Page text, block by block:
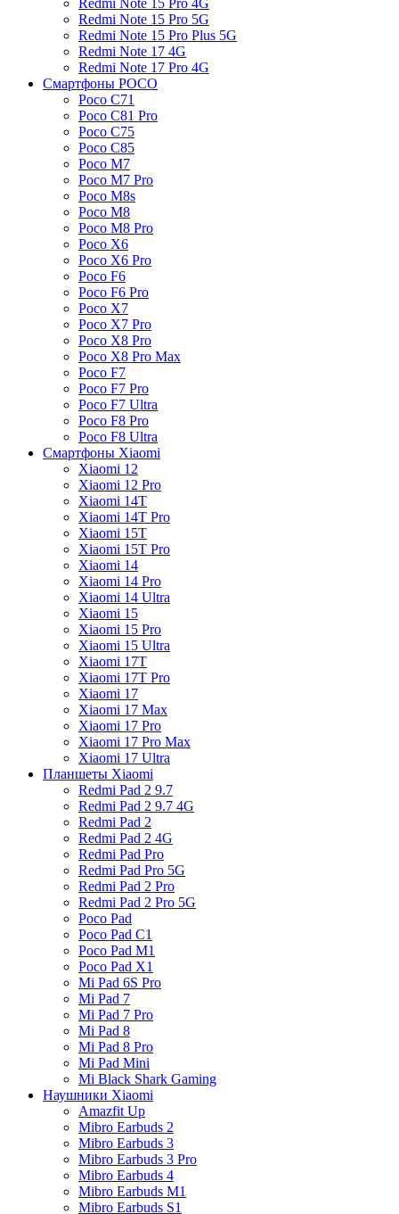
Redmi Note 15 Pro 5G
Redmi Note 15 Pro Plus 5G
Redmi Note 17 4G
Redmi Note 17 Pro 4G
Смартфоны POCO
Poco C71
Poco C81 Pro
Poco C75
Poco C85
Poco M7
Poco M7 Pro
Poco M8s
Poco M8
Poco M8 Pro
Poco X6
Poco X6 Pro
Poco F6
Poco F6 Pro
Poco X7
Poco X7 Pro
Poco X8 Pro
Poco X8 Pro Max
Poco F7
Poco F7 Pro
Poco F7 Ultra
Poco F8 Pro
Poco F8 Ultra
Смартфоны Xiaomi
Xiaomi 12
Xiaomi 12 Pro
Xiaomi 14T
Xiaomi 14T Pro
Xiaomi 15T
Xiaomi 15T Pro
Xiaomi 14
Xiaomi 14 Pro
Xiaomi 14 Ultra
Xiaomi 15
Xiaomi 15 Pro
Xiaomi 15 Ultra
Xiaomi 17T
Xiaomi 17T Pro
Xiaomi 17
Xiaomi 17 Max
Xiaomi 17 Pro
Xiaomi 17 Pro Max
Xiaomi 17 Ultra
Планшеты Xiaomi
Redmi Pad 2 9.7
Redmi Pad 2 9.7 4G
Redmi Pad 2
Redmi Pad 2 4G
Redmi Pad Pro
Redmi Pad Pro 5G
Redmi Pad 2 Pro
Redmi Pad 2 Pro 5G
Poco Pad
Poco Pad C1
Poco Pad M1
Poco Pad X1
Mi Pad 6S Pro
Mi Pad 7
Mi Pad 7 Pro
Mi Pad 8
Mi Pad 8 Pro
Mi Pad Mini
Mi Black Shark Gaming
Наушники Xiaomi
Amazfit Up
Mibro Earbuds 2
Mibro Earbuds 3
Mibro Earbuds 3 Pro
Mibro Earbuds 4
Mibro Earbuds M1
Mibro Earbuds S1